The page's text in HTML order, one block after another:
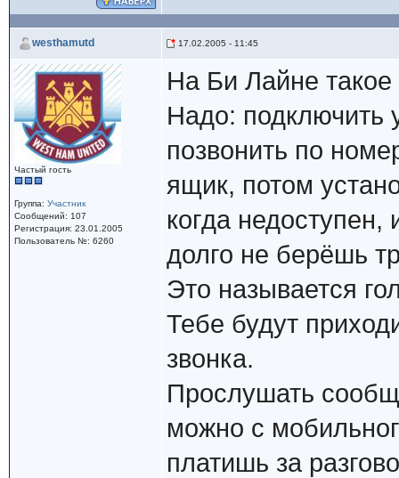
westhamutd 17.02.2005 - 11:45
Частый гость
Группа: Участник
Сообщений: 107
Регистрация: 23.01.2005
Пользователь №: 6260
На Би Лайне такое
Надо: подключить
позвонить по
ящик, потом
когда недоступен,
долго не берёшь
Это называется
Тебе будут
звонка.
Прослушать
можно с
платишь за